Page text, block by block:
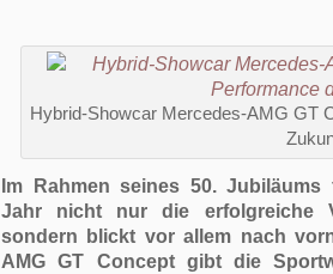
Hybrid-Showcar Mercedes-AMG GT
Im Rahmen seines 50.
Jahr nicht nur die erfolgreiche
sondern blickt vor allem nach
AMG GT Concept gibt die